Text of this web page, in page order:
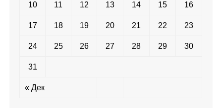
« Дек
10 11 12 13 14 15 16
17 18 19 20 21 22 23
24 25 26 27 28 29 30
31